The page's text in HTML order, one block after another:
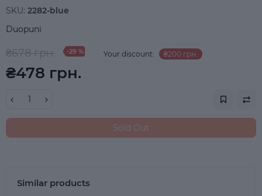
SKU: 2282-blue
Duopuni
₴678 грн. -29 % Your discount: ₴200 грн.
₴478 грн.
Sold Out
Similar products